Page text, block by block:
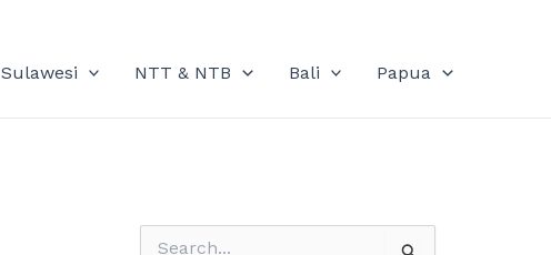
Sulawesi NTT & NTB Bali Papua